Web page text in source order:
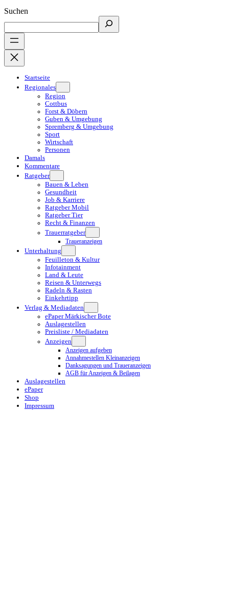
Suchen
Startseite
Regionales
Region
Cottbus
Forst & Döbern
Guben & Umgebung
Spremberg & Umgebung
Sport
Wirtschaft
Personen
Damals
Kommentare
Ratgeber
Bauen & Leben
Gesundheit
Job & Karriere
Ratgeber Mobil
Ratgeber Tier
Recht & Finanzen
Trauerratgeber
Traueranzeigen
Unterhaltung
Feuilleton & Kultur
Infotainment
Land & Leute
Reisen & Unterwegs
Radeln & Rasten
Einkehrtipp
Verlag & Mediadaten
ePaper Märkischer Bote
Auslagestellen
Preisliste / Mediadaten
Anzeigen
Anzeigen aufgeben
Annahmestellen Kleinanzeigen
Danksagungen und Traueranzeigen
AGB für Anzeigen & Beilagen
Auslagestellen
ePaper
Shop
Impressum